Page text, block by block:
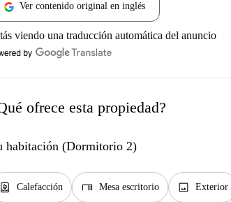
Ver contenido original en inglés
viendo una traducción automática del anuncio
ofrece esta propiedad?
habitación (Dormitorio 2)
water_heater Calefacción desk Mesa escritorio image Exterior